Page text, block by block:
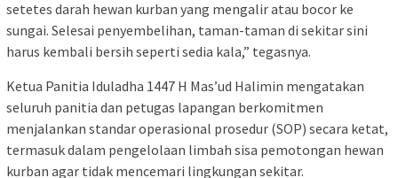
setetes darah hewan kurban yang mengalir atau bocor ke
sungai. Selesai penyembelihan, taman-taman di sekitar sini
harus kembali bersih seperti sedia kala,” tegasnya.
Ketua Panitia Iduladha 1447 H Mas’ud Halimin mengatakan
seluruh panitia dan petugas lapangan berkomitmen
menjalankan standar operasional prosedur (SOP) secara ketat,
termasuk dalam pengelolaan limbah sisa pemotongan hewan
kurban agar tidak mencemari lingkungan sekitar.